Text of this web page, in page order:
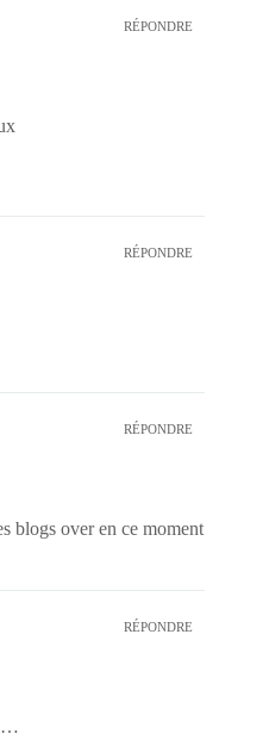
RÉPONDRE
RÉPONDRE
RÉPONDRE
blogs over en ce moment
RÉPONDRE
…